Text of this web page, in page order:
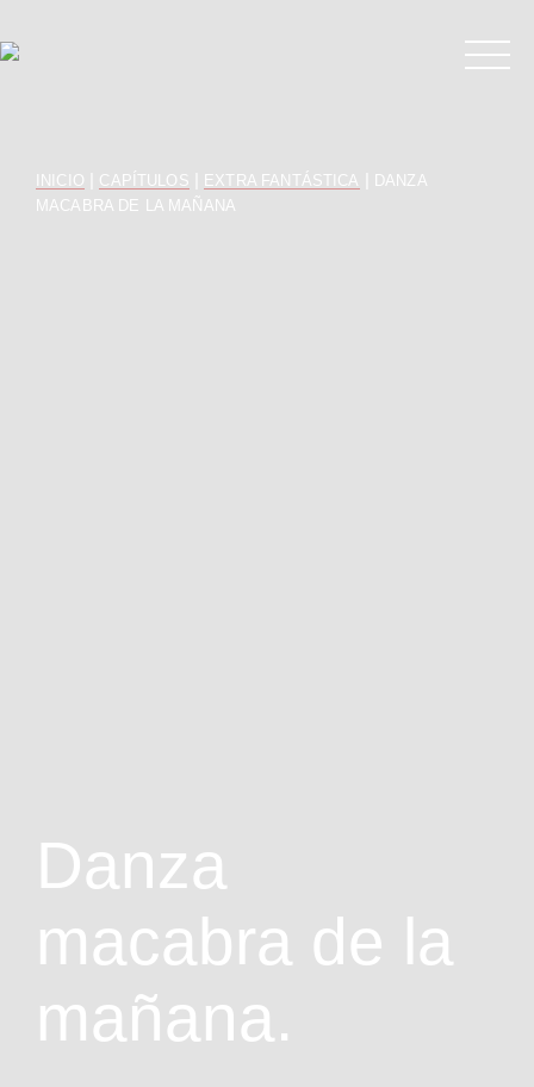
INICIO CAPÍTULOS EXTRA FANTÁSTICA
DANZA
MACABRA DE LA MAÑANA
Danza
macabra de la
mañana.